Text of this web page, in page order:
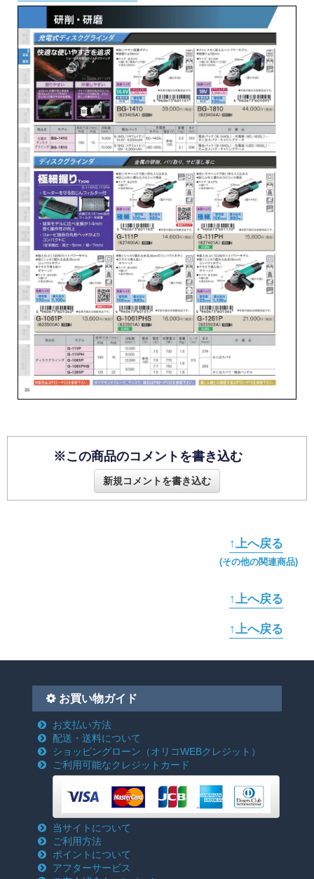
※この商品のコメントを書き込む
新規コメントを書き込む
↑上へ戻る
(その他の関連商品)
↑上へ戻る
↑上へ戻る
お買い物ガイド
お支払い方法
配送・送料について
ショッピングローン （オリコWEBクレジット）
ご利用可能なクレジットカード
当サイトについて
ご利用方法
ポイントについて
アフターサービス